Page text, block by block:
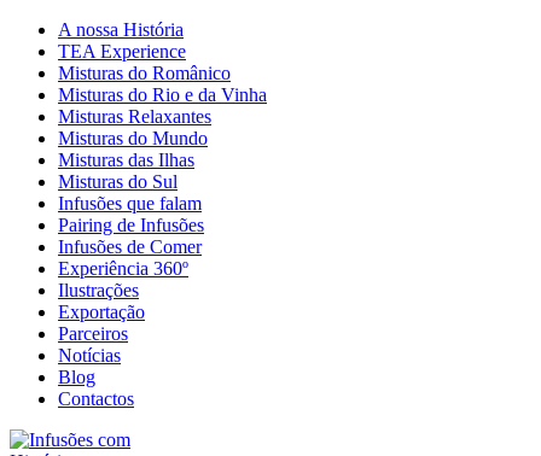
A nossa História
TEA Experience
Misturas do Românico
Misturas do Rio e da Vinha
Misturas Relaxantes
Misturas do Mundo
Misturas das Ilhas
Misturas do Sul
Infusões que falam
Pairing de Infusões
Infusões de Comer
Experiência 360º
Ilustrações
Exportação
Parceiros
Notícias
Blog
Contactos